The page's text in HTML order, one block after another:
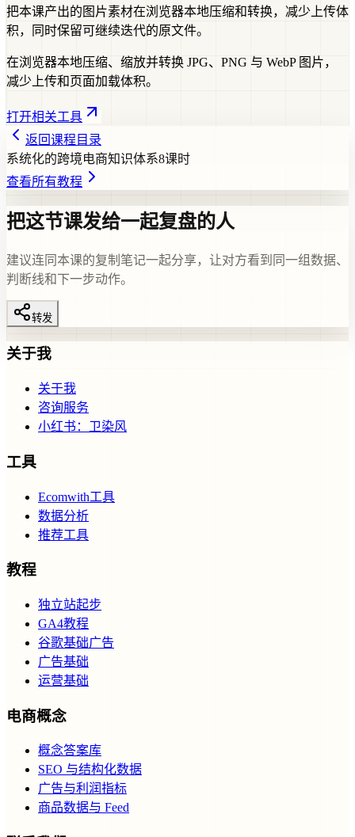
把本课产出的图片素材在浏览器本地压缩和转换，减少上传体
积，同时保留可继续迭代的原文件。
在浏览器本地压缩、缩放并转换 JPG、PNG 与 WebP 图片，
减少上传和页面加载体积。
打开相关工具
返回课程目录
系统化的跨境电商知识体系8课时
查看所有教程
把这节课发给一起复盘的人
建议连同本课的复制笔记一起分享，让对方看到同一组数据、
判断线和下一步动作。
转发
关于我
关于我
咨询服务
小红书：卫染风
工具
Ecomwith工具
数据分析
推荐工具
教程
独立站起步
GA4教程
谷歌基础广告
广告基础
运营基础
电商概念
概念答案库
SEO 与结构化数据
广告与利润指标
商品数据与 Feed